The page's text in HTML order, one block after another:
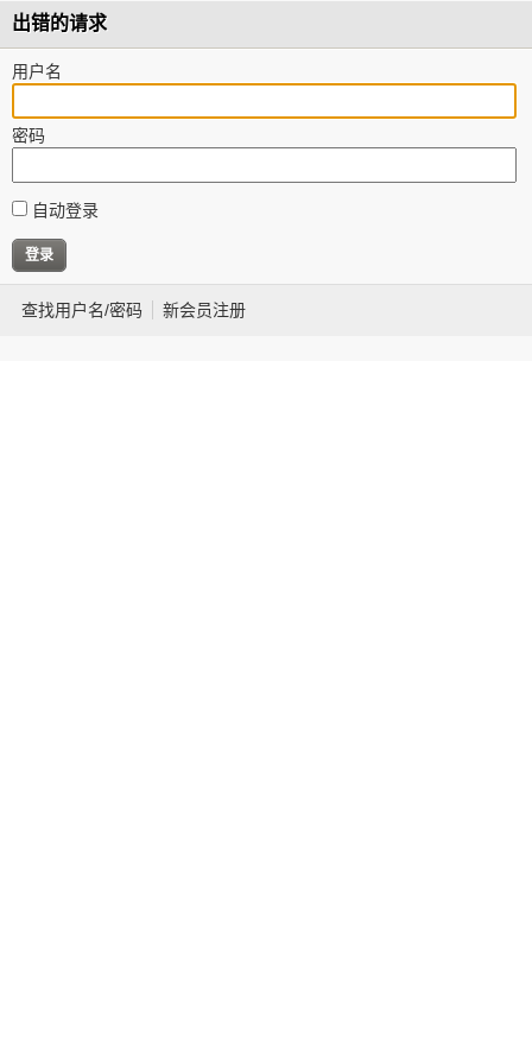
出错的请求
用户名
密码
自动登录
查找用户名/密码 新会员注册